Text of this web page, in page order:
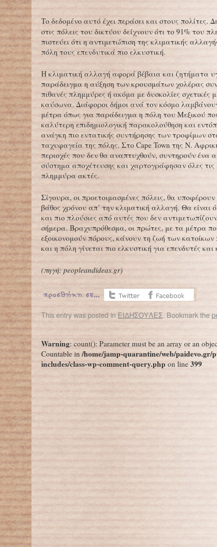
Το δεδομένο αυτό έχει περάσει και στους πολίτες.
στις πόλεις του δικτύου δείχνουν ότι το 91% του
πιστεύει ότι η αντιμετώπιση της κλιματικής
πόλη τους επενδυτικά πιο ελκυστική.
Η κλιματική αλλαγή αφορά βέβαια και ζητήματα
παράδειγμα η αύξηση των κρουσμάτων χολέρας
πιθανές πλημμύρες ή ακόμα με δυσκολίες σχετικές
καύσωνα. Διάφοροι δήμοι ανά τον κόσμο
μέτρα όπως για παράδειγμα η πόλη του Μεξικού
καλύτερη επιδημιολογική παρακολούθηση και
ανάγκη πιο εντατικής συντήρησης των τροφίμων
ταχυφαγεία της πόλης. Στο Cape Town της Ν.
περιοχές που δεν θα αναπτυχθούν, συντηρούν ένα
σύστημα αποχέτευσης και χαρτογράφησαν όλες τις
πλημμύρα ακτές.
Σίγουρα, οι προετοιμασμένες πόλεις, θα υποφέρουν
βάθος χρόνου απ’ την κλιματική αλλαγή. Θα είναι
και πιο πλούσιες από αυτές που δεν
σήμερα. Βραχυπρόθεσμα, οι πρώτες, με τα μέτρα
εξοικονομούν πόρους, κάνουν τη ζωή των κατοίκων
και η πόλη γίνεται πιο ελκυστική για επενδυτές και
(πηγή: peopleandideas.gr)
This entry was posted in ΕΙΔΗΣΟΥΛΕΣ. Bookmark the
Warning: count(): Parameter must be an array or an
Countable in/home/jamp-quarantine/web/paidevo.gr/
includes/class-wp-comment-query.php on line 399